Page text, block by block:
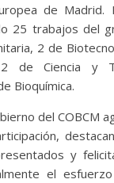
de Madrid.
25 trabajos del
2 de
2 de Ciencia y
Bioquímica.
del COBCM
y
el